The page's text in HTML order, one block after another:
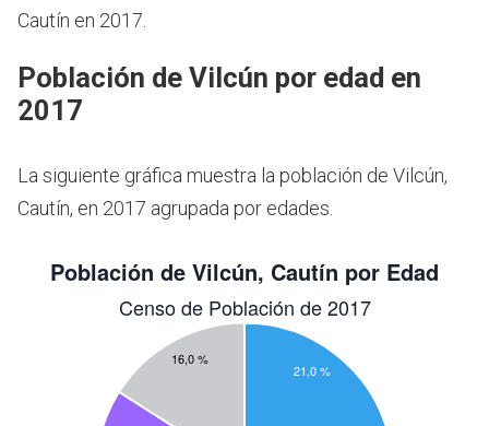
Cautín en 2017.
Población de Vilcún por edad en
2017
La siguiente gráfica muestra la población de Vilcún,
Cautín, en 2017 agrupada por edades.